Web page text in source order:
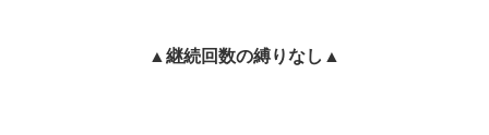
▲継続回数の縛りなし▲